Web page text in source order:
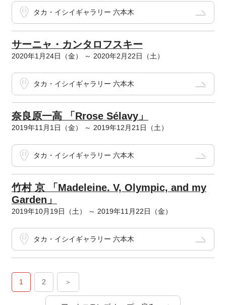
タカ・イシイギャラリー 六本木
サーニャ・カンタロフスキー
2020年1月24日（金） ～ 2020年2月22日（土）
タカ・イシイギャラリー 六本木
奈良原一高 「Rrose Sélavy」
2019年11月1日（金） ～ 2019年12月21日（土）
タカ・イシイギャラリー 六本木
竹村 京 「Madeleine. V, Olympic, and my
Garden」
2019年10月19日（土） ～ 2019年11月22日（金）
タカ・イシイギャラリー 六本木
1 2 ＞